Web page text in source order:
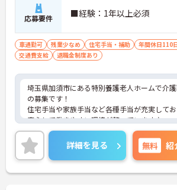
応募要件 ■経験：1年以上必須
車通勤可 残業少なめ 住宅手当・補助 年間休日110
交通費支給
退職金制度あり
埼玉県加須市にある特別養護老人ホームで介
の募集です！
住宅手当や家族手当など各種手当が充実して
安心して働きやすい環境が整っています♪
また、年間休日が126日あるため、プライベー
時間をしっかり確保でき、仕事との両立がしや
職場です◎
ご興味ある方は面接ポイントをお伝えします
お気軽にご連絡ください。
詳細を見る 無料 紹